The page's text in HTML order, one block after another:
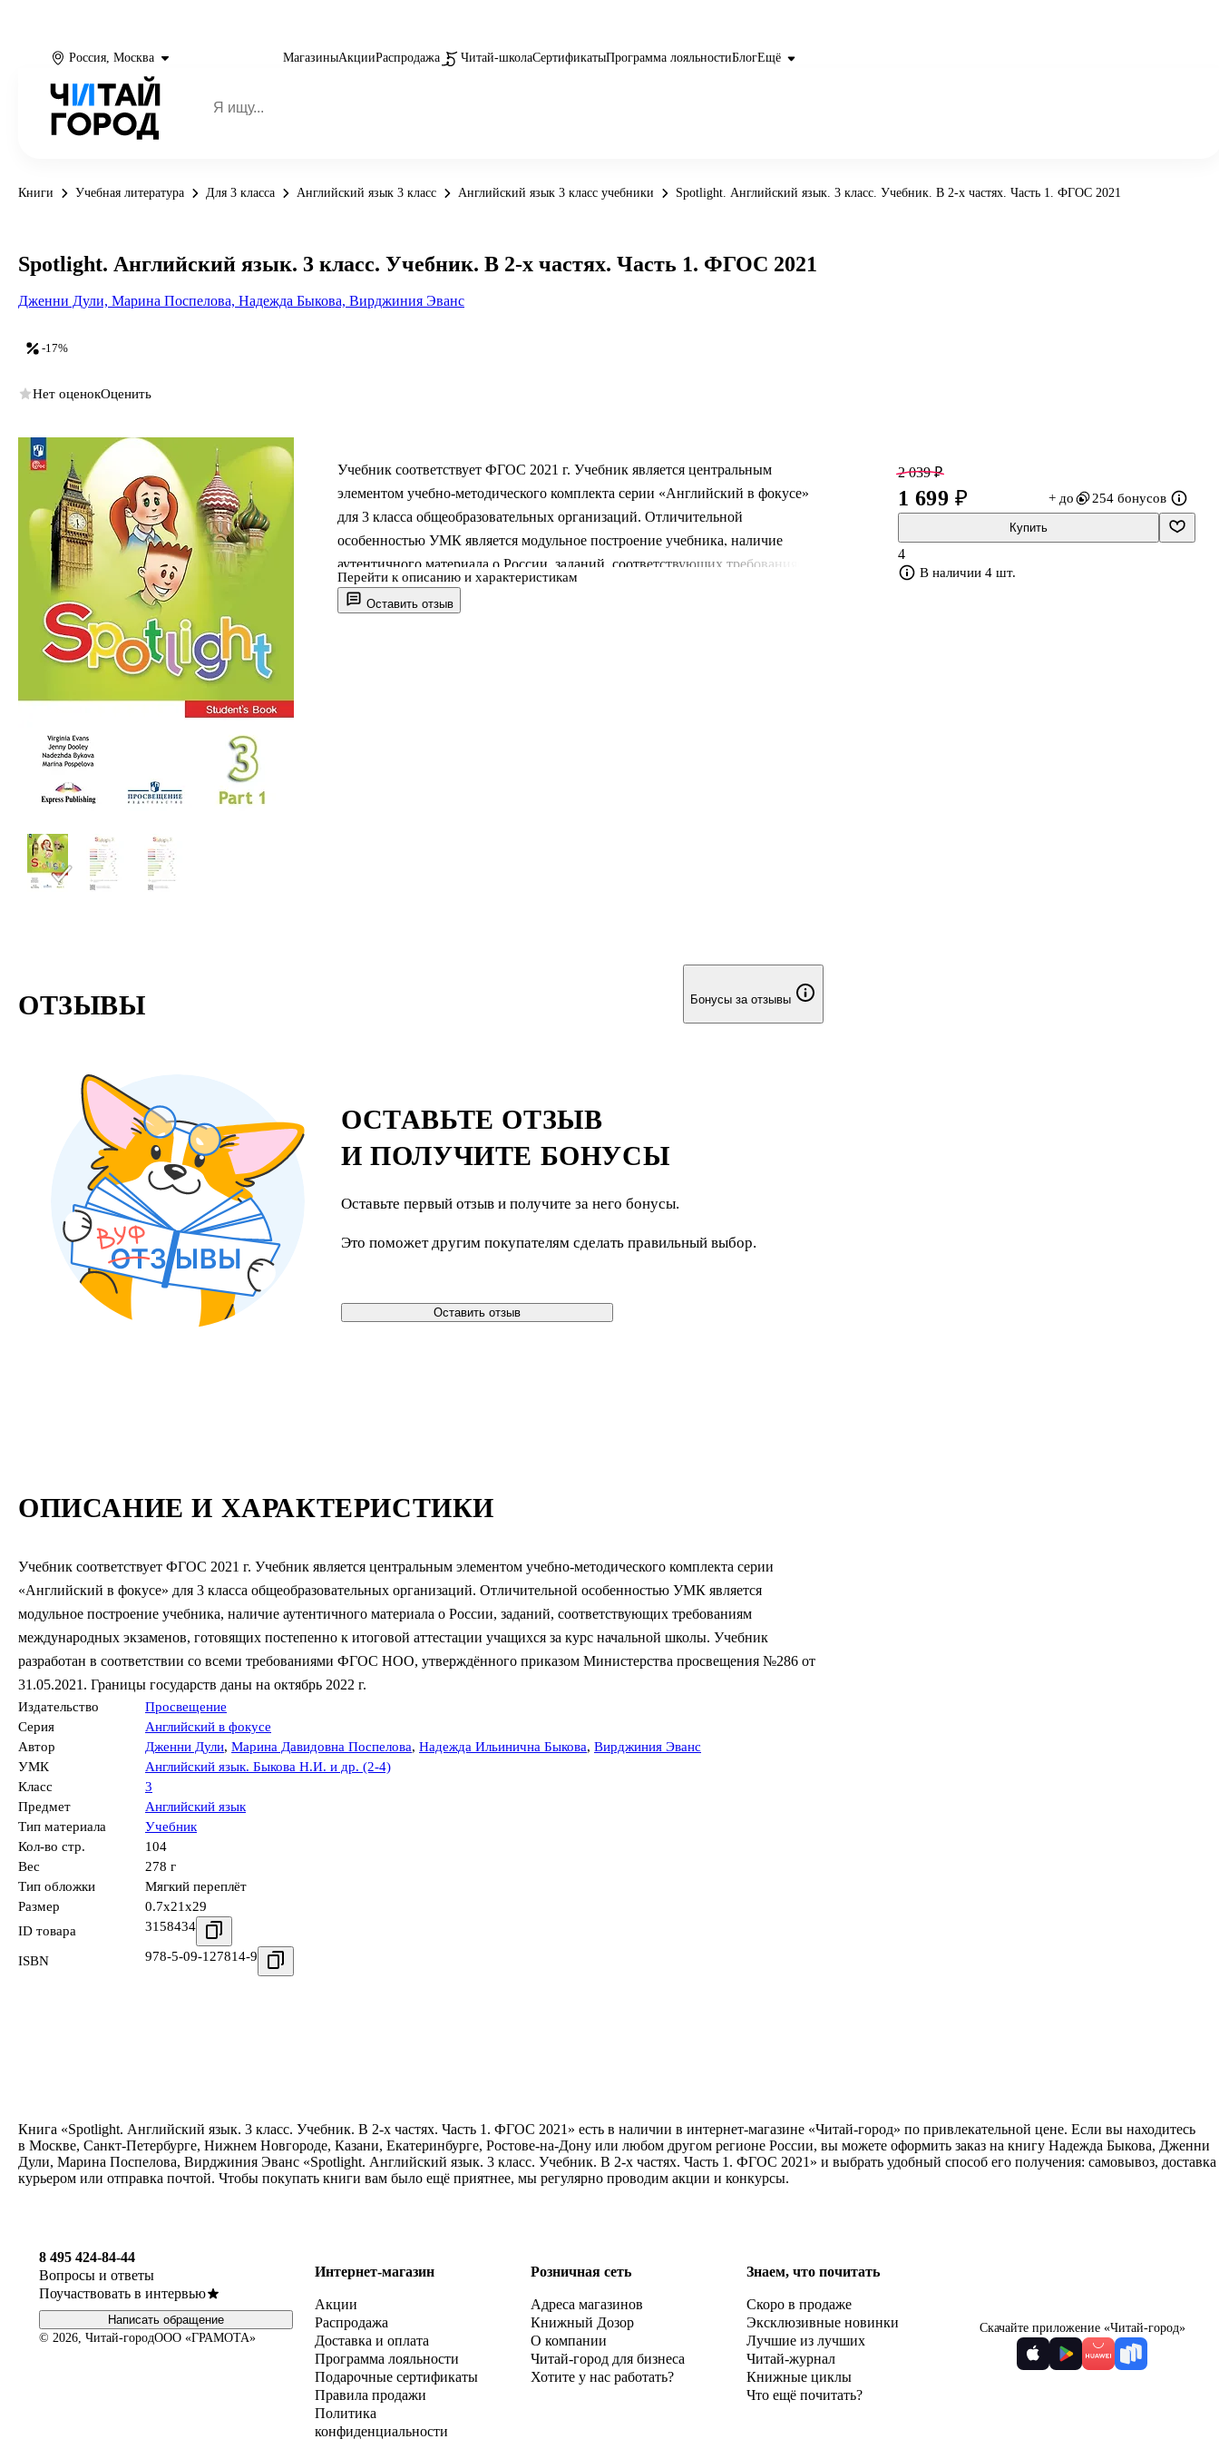
Россия, Москва МагазиныАкцииРаспродажа Читай-школаСертификатыПрограмма лояльностиБлогЕщё
Книги Учебная литература Для 3 класса Английский язык 3 класс Английский язык 3 класс учебники Spotlight. Английский язык. 3 класс. Учебник. В 2-х частях. Часть 1. ФГОС 2021
Оставить отзыв
Учебник соответствует ФГОС 2021 г. Учебник является центральным
элементом учебно-методического комплекта серии «Английский в фокусе»
для 3 класса общеобразовательных организаций. Отличительной
особенностью УМК является модульное построение учебника, наличие
аутентичного материала о России, заданий, соответствующих требованиям
международных экзаменов, готовящих постепенно к итоговой аттестации
учащихся за курс начальной школы. Учебник разработан в соответствии со
Перейти к описанию и характеристикам
-17%
Spotlight. Английский язык. 3 класс. Учебник. В 2-х частях. Часть 1. ФГОС 2021
Дженни Дули, Марина Поспелова, Надежда Быкова, Вирджиния Эванс
Нет оценокОценить
2 039 ₽
1 699 ₽ + до 254 бонусов
Купить
4
В наличии 4 шт.
ОПИСАНИЕ И ХАРАКТЕРИСТИКИ
Учебник соответствует ФГОС 2021 г. Учебник является центральным элементом учебно-методического комплекта серии
«Английский в фокусе» для 3 класса общеобразовательных организаций. Отличительной особенностью УМК является
модульное построение учебника, наличие аутентичного материала о России, заданий, соответствующих требованиям
международных экзаменов, готовящих постепенно к итоговой аттестации учащихся за курс начальной школы. Учебник
разработан в соответствии со всеми требованиями ФГОС НОО, утверждённого приказом Министерства просвещения №286 от
31.05.2021. Границы государств даны на октябрь 2022 г.
Издательство
Просвещение
Серия
Английский в фокусе
Автор
Дженни Дули, Марина Давидовна Поспелова, Надежда Ильинична Быкова, Вирджиния Эванс
УМК
Английский язык. Быкова Н.И. и др. (2-4)
Класс
3
Предмет
Английский язык
Тип материала
Учебник
Кол-во стр.
104
Вес
278 г
Тип обложки
Мягкий переплёт
Размер
0.7x21x29
ID товара
3158434
ISBN 978-5-09-127814-9
ОТЗЫВЫ Бонусы за отзывы
ОСТАВЬТЕ ОТЗЫВ
И ПОЛУЧИТЕ БОНУСЫ
Оставьте первый отзыв и получите за него бонусы.
Это поможет другим покупателям сделать правильный выбор.
Оставить отзыв
Книга «Spotlight. Английский язык. 3 класс. Учебник. В 2-х частях. Часть 1. ФГОС 2021» есть в наличии в интернет-магазине «Читай-город» по привлекательной цене. Если вы находитесь
в Москве, Санкт-Петербурге, Нижнем Новгороде, Казани, Екатеринбурге, Ростове-на-Дону или любом другом регионе России, вы можете оформить заказ на книгу Надежда Быкова, Дженни
Дули, Марина Поспелова, Вирджиния Эванс «Spotlight. Английский язык. 3 класс. Учебник. В 2-х частях. Часть 1. ФГОС 2021» и выбрать удобный способ его получения: самовывоз, доставка
курьером или отправка почтой. Чтобы покупать книги вам было ещё приятнее, мы регулярно проводим акции и конкурсы.
8 495 424-84-44
Вопросы и ответы
Поучаствовать в интервью
Написать обращение
© 2026, Читай-городООО «ГРАМОТА»
Интернет-магазин
Акции
Распродажа
Доставка и оплата
Программа лояльности
Подарочные сертификаты
Правила продажи
Политика
конфиденциальности
Розничная сеть
Адреса магазинов
Книжный Дозор
О компании
Читай-город для бизнеса
Хотите у нас работать?
Знаем, что почитать
Скоро в продаже
Эксклюзивные новинки
Лучшие из лучших
Читай-журнал
Книжные циклы
Что ещё почитать?
Скачайте приложение «Читай-город»